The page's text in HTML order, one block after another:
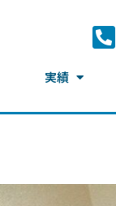
実績